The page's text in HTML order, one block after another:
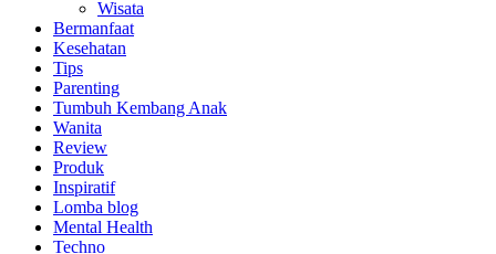
Wisata
Bermanfaat
Kesehatan
Tips
Parenting
Tumbuh Kembang Anak
Wanita
Review
Produk
Inspiratif
Lomba blog
Mental Health
Techno